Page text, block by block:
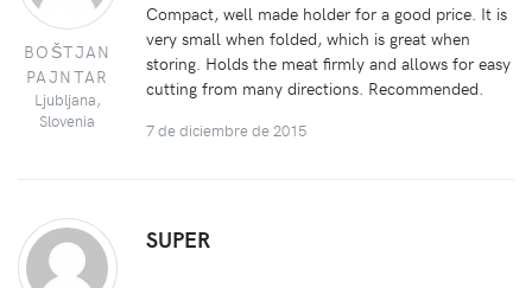
BOŠTJAN
PAJNTAR
Ljubljana,
Slovenia
Compact, well made holder for a good price. It is
very small when folded, which is great when
storing. Holds the meat firmly and allows for easy
cutting from many directions. Recommended.
7 de diciembre de 2015
SUPER